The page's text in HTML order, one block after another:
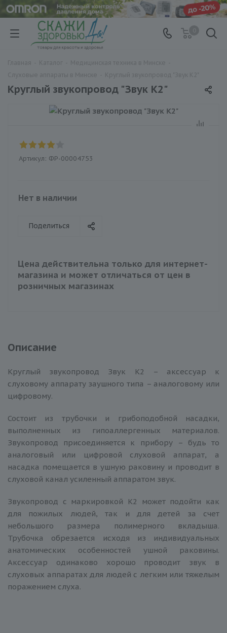
Круглый звукопровод "Звук К2"
Артикул: ФР-00004753
Нет в наличии
Поделиться
Цена действительна только для интернет-
магазина и может отличаться от цен в
розничных магазинах
Описание
Круглый звукопровод Звук К2 – аксессуар к
слуховому аппарату заушного типа – аналоговому или
цифровому.
Состоит из трубочки и грибоподобной насадки,
выполненных из гипоаллергенных материалов.
Звукопровод присоединяется к прибору – будь то
аналоговый или цифровой слуховой аппарат, а
насадка помещается в ушную раковину и проводит в
слуховой канал усиленный аппаратом звук.
Звукопровод с маркировкой К2 может подойти как
для пожилых людей, так и для детей за счет
небольшого размера полимерного вкладыша.
Трубочка обрезается исходя из индивидуальных
анатомических особенностей ушной раковины.
Аксессуар одинаково хорошо проводит звук в
слуховых аппаратах для людей с легким или тяжелым
поражением слуха.